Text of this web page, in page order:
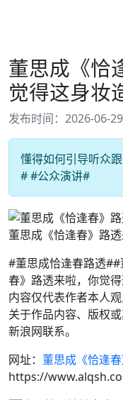
董思成《恰
觉得这身妆
发布时间：2026-06-
懂得如何引导听众
# #公众演讲#
董思成《恰逢春》路
#董思成恰逢春路透
春》路透来啦，你觉
内容仅代表作者本人
关于作品内容、版权
新浪网联系。
网址： 董思成《恰逢
https://